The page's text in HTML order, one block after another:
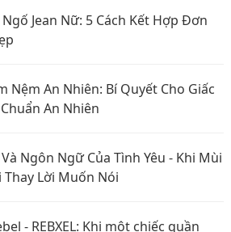
Jean Nữ: 5 Cách Kết Hợp Đơn
Nệm An Nhiên: Bí Quyết Cho Giấc
An Nhiên
Ngôn Ngữ Của Tình Yêu - Khi Mùi
Lời Muốn Nói
- REBXEL: Khi một chiếc quần